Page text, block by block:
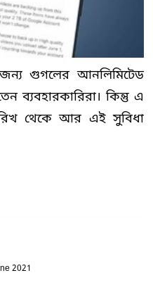
গুগলের আনলিমিটেড
ব্যবহারকারিরা। কিন্তু এ
থেকে আর এই সুবিধা
2021